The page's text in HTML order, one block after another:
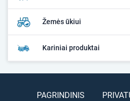
Žemės ūkiui
Kariniai produktai
PAGRINDINIS